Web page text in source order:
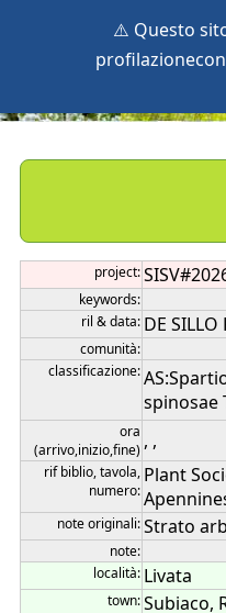
⚠️ Questo
project:
keywords:
ril & data: DE SILLO
comunità:
classificazione:
spinosae
ora
(arrivo,inizio,fine) , ,
rif biblio, tavola,
numero:
Plant
note originali:Strato
note:
località: Livata
town:Subiaco,